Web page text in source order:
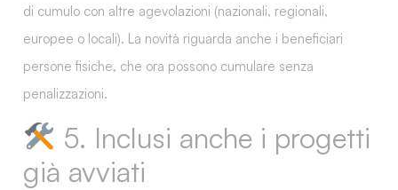
di cumulo con altre agevolazioni (nazionali, regionali,
europee o locali). La novità riguarda anche i beneficiari
persone fisiche, che ora possono cumulare senza
penalizzazioni.
5. Inclusi anche i progetti
già avviati